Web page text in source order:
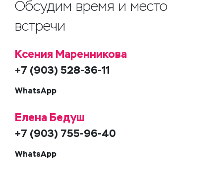
Обсудим время и место
встречи
Ксения Маренникова
+7 (903) 528-36-11
WhatsApp
Елена Бедуш
+7 (903) 755-96-40
WhatsApp